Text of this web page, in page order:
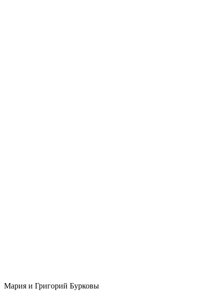
Мария и Григорий Бурковы